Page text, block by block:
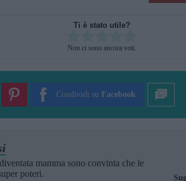
Ti è stato utile?
Non ci sono ancora voti.
Condividi su Facebook
mamma sono convinta che le
poteri.